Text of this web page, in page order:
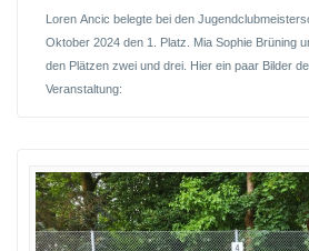
Loren Ancic belegte bei den
Oktober 2024 den 1. Platz. Mia Sophie Brüning
den Plätzen zwei und drei. Hier ein paar Bilder
Veranstaltung: